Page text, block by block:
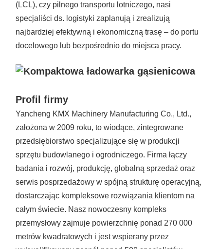
(LCL), czy pilnego transportu lotniczego, nasi
specjaliści ds. logistyki zaplanują i zrealizują
najbardziej efektywną i ekonomiczną trasę – do portu
docelowego lub bezpośrednio do miejsca pracy.
Profil firmy
Yancheng KMX Machinery Manufacturing Co., Ltd.,
założona w 2009 roku, to wiodące, zintegrowane
przedsiębiorstwo specjalizujące się w produkcji
sprzętu budowlanego i ogrodniczego. Firma łączy
badania i rozwój, produkcję, globalną sprzedaż oraz
serwis posprzedażowy w spójną strukturę operacyjną,
dostarczając kompleksowe rozwiązania klientom na
całym świecie. Nasz nowoczesny kompleks
przemysłowy zajmuje powierzchnię ponad 270 000
metrów kwadratowych i jest wspierany przez